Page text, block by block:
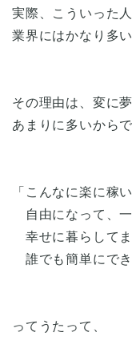
実際、こういった人
業界にはかなり多い
その理由は、変に
あまりに多いからで
「こんなに楽に稼い
自由になって、一
幸せに暮らしてま
誰でも簡単にでき
ってうたって、